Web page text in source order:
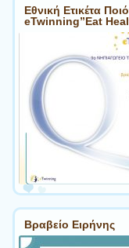
Εθνική Ετικέτα
eTwinning”Eat
Βραβείο Ειρήνης